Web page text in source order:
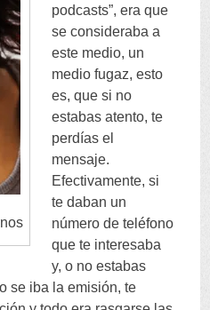
podcasts”,era que
se consideraba a
este medio, un
medio fugaz,esto
es,que si no
estabas atento,te
perdías el
mensaje.
Efectivamente,si
te daban un
número de teléfono
que te interesaba
y,o no estabas
se iba la emisión,te